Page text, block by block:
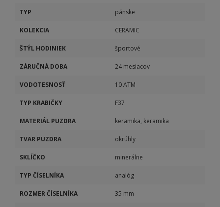
TYP pánske
KOLEKCIA CERAMIC
ŠTÝL HODINIEK športové
ZÁRUČNÁ DOBA 24 mesiacov
VODOTESNOSŤ 10 ATM
TYP KRABIČKY F37
MATERIÁL PUZDRA keramika, keramika
TVAR PUZDRA okrúhly
SKLÍČKO minerálne
TYP ČÍSELNÍKA analóg
ROZMER ČÍSELNÍKA 35 mm